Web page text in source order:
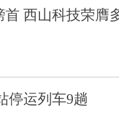
西山科技荣膺
停运列车9趟